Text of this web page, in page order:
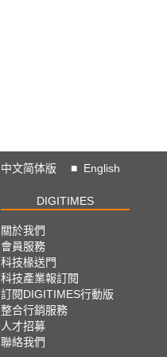
中文简体版 ■ English
DIGITIMES
關於我們
會員服務
科技椽送門
科技產業報訂閱
訂閱DIGITIMES行動版
整合行銷服務
人才招募
聯絡我們